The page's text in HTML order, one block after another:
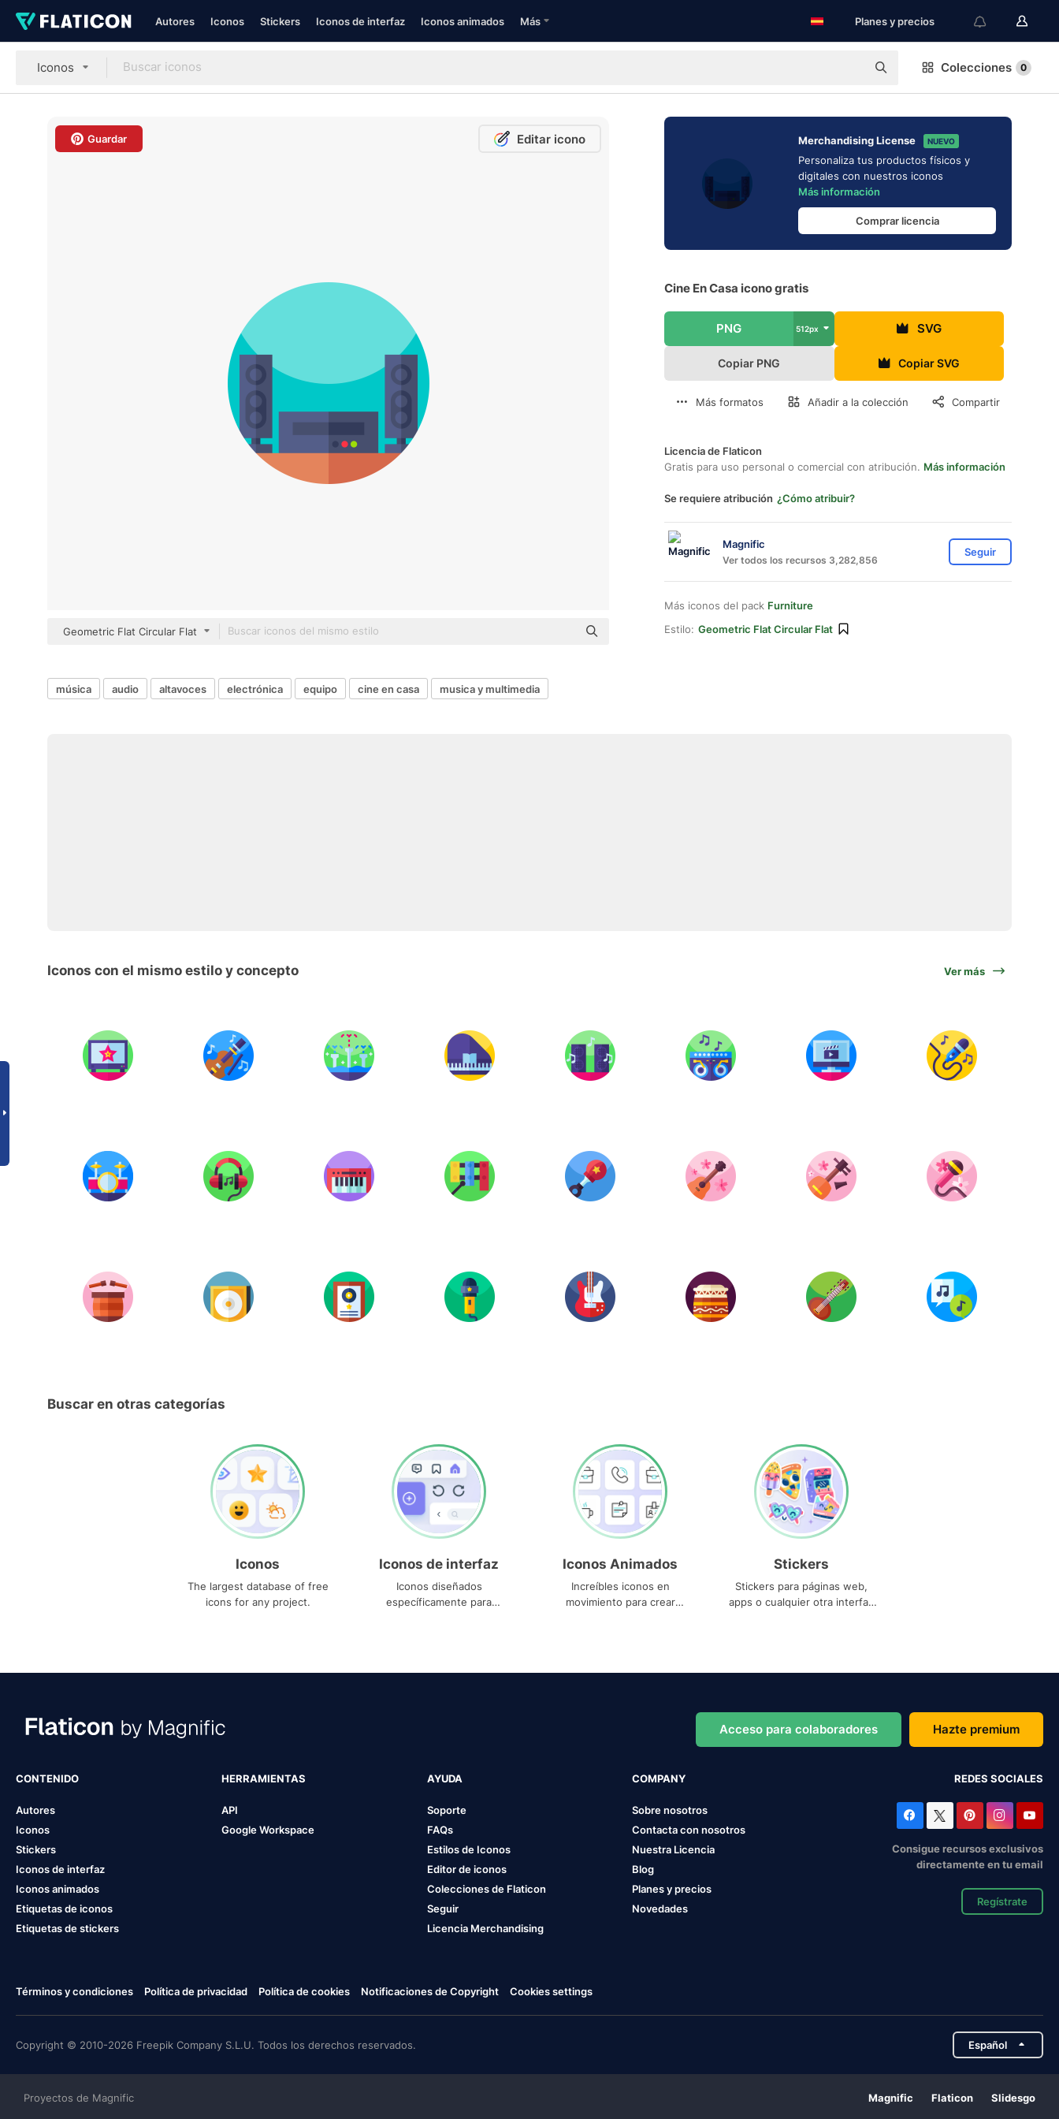
Autores Iconos Stickers Iconos de interfaz Iconos animados Más Planes y precios
Iconos Colecciones 0
Guardar Editar icono
Geometric Flat Circular Flat
Merchandising License NUEVO
Personaliza tus productos físicos y
digitales con nuestros iconos
Más información
Comprar licencia
Cine En Casa icono gratis
PNG 512px SVG
Copiar PNG Copiar SVG
Más formatos Añadir a la colección Compartir
Licencia de Flaticon
Gratis para uso personal o comercial con atribución. Más información
Se requiere atribución ¿Cómo atribuir?
Magnific
Ver todos los recursos 3,282,856
Seguir
Más iconos del pack Furniture
Estilo: Geometric Flat Circular Flat
música audio altavoces electrónica equipo cine en casa musica y multimedia
Iconos con el mismo estilo y concepto Ver más
Buscar en otras categorías
Iconos
The largest database of free
icons for any project.
Iconos de interfaz
Iconos diseñados
específicamente para
Iconos Animados
Increíbles iconos en
movimiento para crear
Stickers
Stickers para páginas web,
apps o cualquier otra interfaz
Acceso para colaboradores Hazte premium
CONTENIDO
Autores
Iconos
Stickers
Iconos de interfaz
Iconos animados
Etiquetas de iconos
Etiquetas de stickers
HERRAMIENTAS
API
Google Workspace
AYUDA
Soporte
FAQs
Estilos de Iconos
Editor de iconos
Colecciones de Flaticon
Seguir
Licencia Merchandising
COMPANY
Sobre nosotros
Contacta con nosotros
Nuestra Licencia
Blog
Planes y precios
Novedades
REDES SOCIALES
Consigue recursos exclusivos
directamente en tu email
Regístrate
Términos y condiciones Política de privacidad Política de cookies Notificaciones de Copyright Cookies settings
Copyright © 2010-2026 Freepik Company S.L.U. Todos los derechos reservados. Español
Proyectos de Magnific Magnific Flaticon Slidesgo